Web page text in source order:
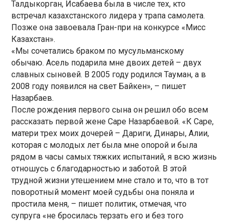
Талдыкорган, Исабаева была в числе тех, кто
встречал казахстанского лидера у трапа самолета.
Позже она завоевала Гран-при на конкурсе «Мисс
Казахстан».
«Мы сочетались браком по мусульманскому
обычаю. Асель подарила мне двоих детей – двух
славных сыновей. В 2005 году родился Тауман, а в
2008 году появился на свет Байкен», – пишет
Назарбаев.
После рождения первого сына он решил обо всем
рассказать первой жене Саре Назарбаевой. «К Саре,
матери трех моих дочерей – Дариги, Динары, Алии,
которая с молодых лет была мне опорой и была
рядом в часы самых тяжких испытаний, я всю жизнь
отношусь с благодарностью и заботой. В этой
трудной жизни утешением мне стало и то, что в тот
поворотный момент моей судьбы она поняла и
простила меня, – пишет политик, отмечая, что
супруга «не бросилась терзать его и без того